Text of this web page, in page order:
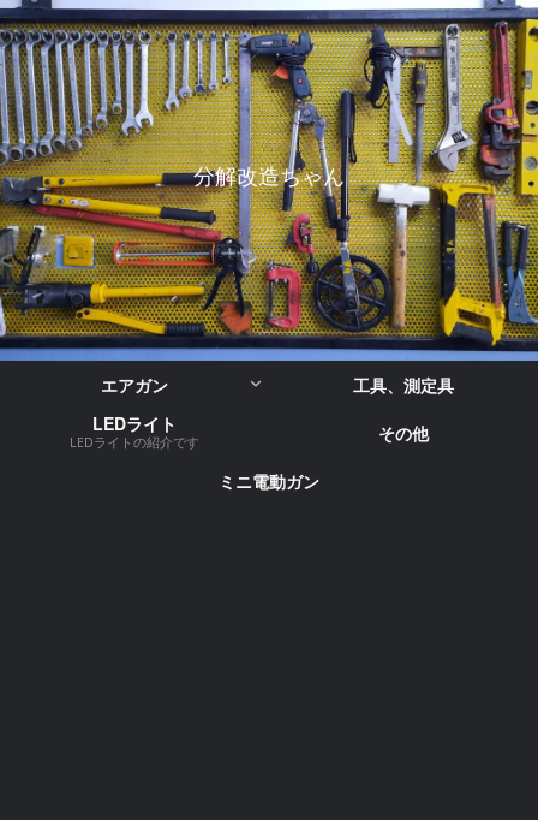
分解改造ちゃん
エアガン
工具、測定具
LEDライト
LEDライトの紹介です
その他
ミニ電動ガン